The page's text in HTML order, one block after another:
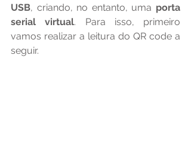
USB, criando, no entanto, uma porta
serial virtual. Para isso, primeiro
vamos realizar a leitura do QR code a
seguir.